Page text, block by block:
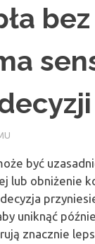
być
lub obniżenie
uniknąć
znacznie